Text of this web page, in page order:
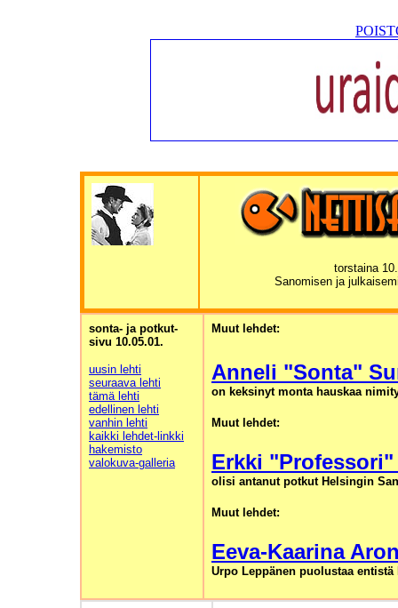
torstaina
Sanomisen ja
sonta- ja potkut-
sivu 10.05.01.
uusin lehti
seuraava lehti
tämä lehti
edellinen lehti
vanhin lehti
kaikki lehdet-linkki
hakemisto
valokuva-galleria
Muut lehdet:
Anneli "Sonta"
on keksinyt monta hauskaa
Muut lehdet:
Erkki
olisi antanut potkut Helsingin
Muut lehdet:
Eeva-Kaarina
Urpo Leppänen puolustaa entistä